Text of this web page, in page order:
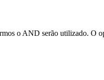
o AND serão utilizado. O